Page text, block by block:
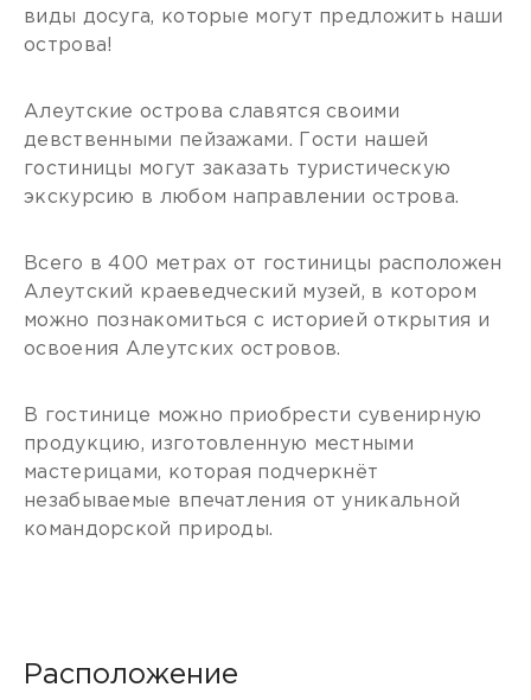
виды досуга, которые могут предложить наши
острова!
Алеутские острова славятся своими
девственными пейзажами. Гости нашей
гостиницы могут заказать туристическую
экскурсию в любом направлении острова.
Всего в 400 метрах от гостиницы расположен
Алеутский краеведческий музей, в котором
можно познакомиться с историей открытия и
освоения Алеутских островов.
В гостинице можно приобрести сувенирную
продукцию, изготовленную местными
мастерицами, которая подчеркнёт
незабываемые впечатления от уникальной
командорской природы.
Расположение